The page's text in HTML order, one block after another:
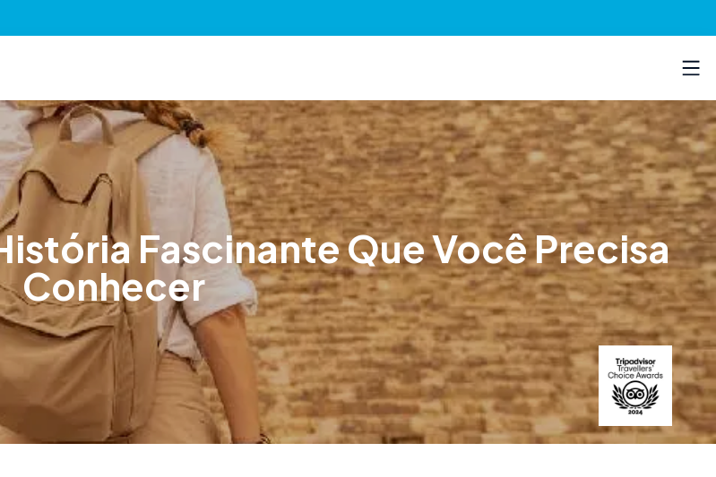
Fascinante Que Você Precisa
Conhecer